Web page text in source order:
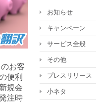
お客
便利
規会
注時
お知らせ
キャンペーン
サービス全般
その他
プレスリリース
小ネタ